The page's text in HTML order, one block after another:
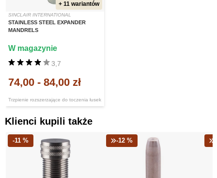
+ 11 wariantów
SINCLAIR INTERNATIONAL
STAINLESS STEEL EXPANDER
MANDRELS
Trzpienie rozszerzające do toczenia łusek
3,7
W magazynie
74,00 - 84,00 zł
Klienci kupili także
-11 % -12 %